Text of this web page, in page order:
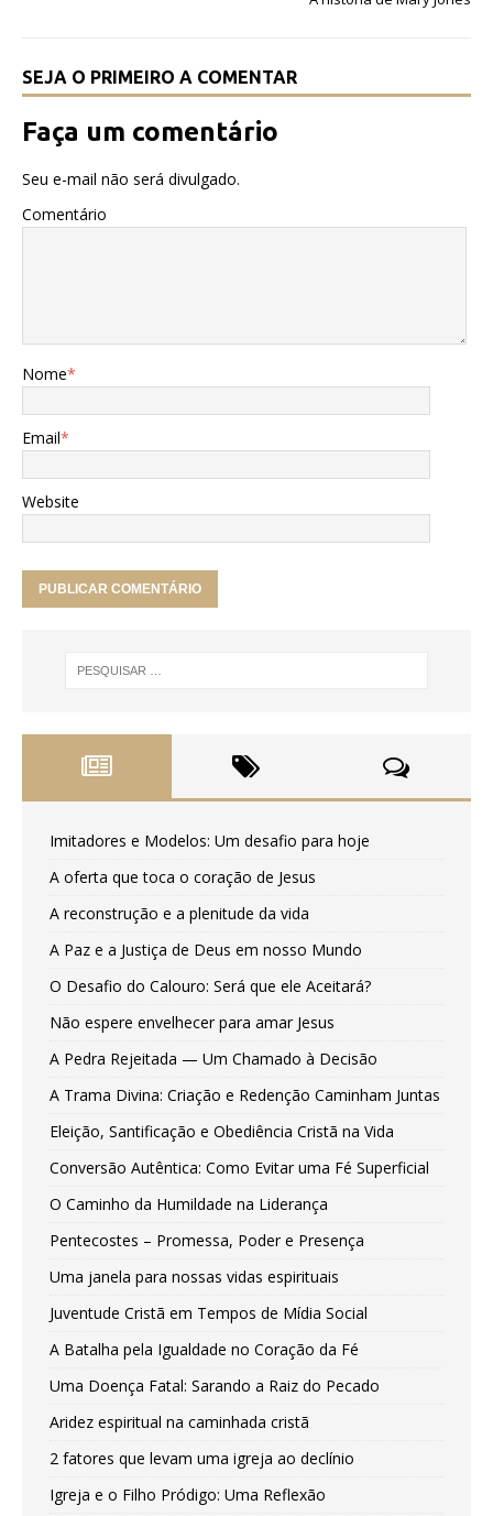
SEJA O PRIMEIRO A COMENTAR
Faça um comentário
Seu e-mail não será divulgado.
Comentário
Nome*
Email*
Website
Imitadores e Modelos: Um desafio para hoje
A oferta que toca o coração de Jesus
A reconstrução e a plenitude da vida
A Paz e a Justiça de Deus em nosso Mundo
O Desafio do Calouro: Será que ele Aceitará?
Não espere envelhecer para amar Jesus
A Pedra Rejeitada — Um Chamado à Decisão
A Trama Divina: Criação e Redenção Caminham Juntas
Eleição, Santificação e Obediência Cristã na Vida
Conversão Autêntica: Como Evitar uma Fé Superficial
O Caminho da Humildade na Liderança
Pentecostes – Promessa, Poder e Presença
Uma janela para nossas vidas espirituais
Juventude Cristã em Tempos de Mídia Social
A Batalha pela Igualdade no Coração da Fé
Uma Doença Fatal: Sarando a Raiz do Pecado
Aridez espiritual na caminhada cristã
2 fatores que levam uma igreja ao declínio
Igreja e o Filho Pródigo: Uma Reflexão